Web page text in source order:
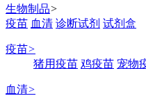
生物制品>
疫苗 血清 诊断试剂 试剂盒
疫苗>
猪用疫苗 鸡疫苗 宠物
血清>